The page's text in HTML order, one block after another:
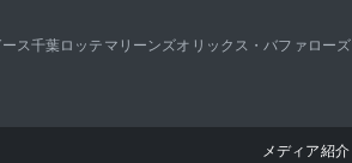
ス千葉ロッテマリーンズオリックス・バファローズ
メディア紹介